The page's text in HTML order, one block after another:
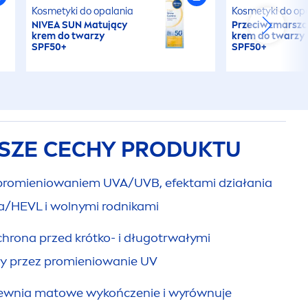
Kosmetyki do opalania
NIVEASUNMatujący
krem do twarzy
SPF50+
Kosmetyki do
krem do twarzy
SPF50+
CECHY PRODUKTU
UVA/UVB, efektami działania
HEVL i wolnymi rodnikami
przed krótko- i długotrwałymi
przez promieniowanie UV
matowe wykończenie i wyrównuje